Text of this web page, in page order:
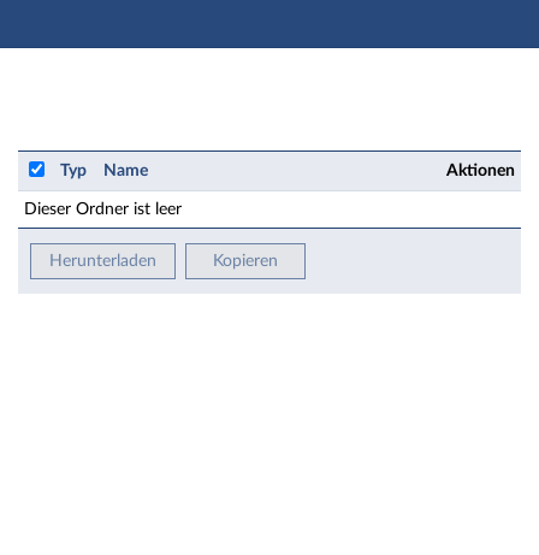
Hauptnavigation
Einrichtung: Film & Media Arts - Dateien
Typ Name Aktionen
Dieser Ordner ist leer
Herunterladen Kopieren